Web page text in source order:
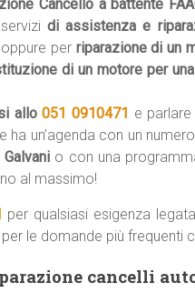
Cancello a battente
di assistenza e
oppure per riparazione di un
di un motore per
allo051 0910471 e
ha un’agenda con un
o con una
al massimo!
per qualsiasi esigenza
le domande più frequenti
cancelli